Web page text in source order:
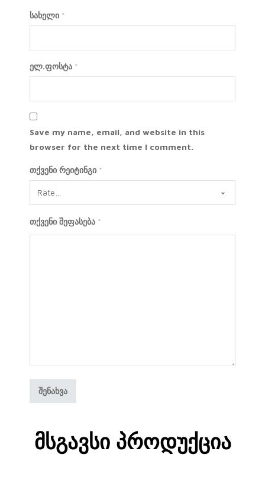
სახელი *
ელ.ფოსტა *
Save my name, email, and website in this
browser for the next time I comment.
თქვენი რეიტინგი *
თქვენი შეფასება *
Მსგავსი Პროდუქცია